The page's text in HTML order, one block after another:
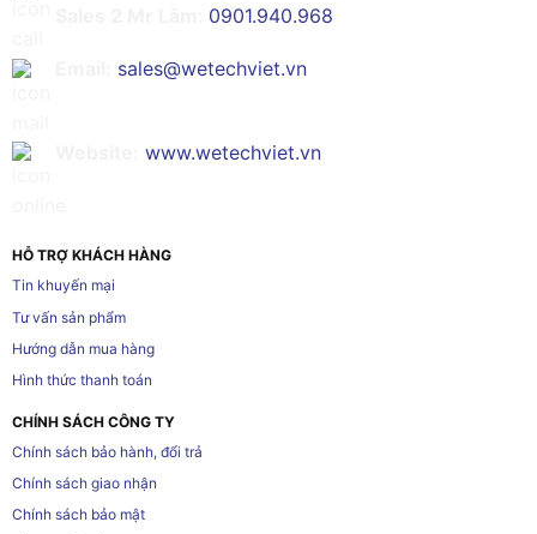
0901.940.968
sales@wetechviet.vn
www.wetechviet.vn
HỖ TRỢ KHÁCH HÀNG
Tin khuyến mại
Tư vấn sản phẩm
Hướng dẫn mua hàng
Hình thức thanh toán
CHÍNH SÁCH CÔNG TY
Chính sách bảo hành, đổi trả
Chính sách giao nhận
Chính sách bảo mật